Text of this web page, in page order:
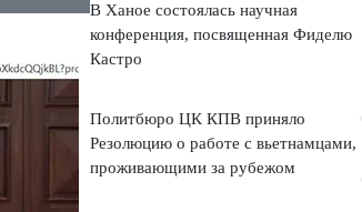
В Ханое состоялась научная
конференция, посвященная Фиделю
Кастро
Политбюро ЦК КПВ приняло
Резолюцию о работе с вьетнамцами,
проживающими за рубежом